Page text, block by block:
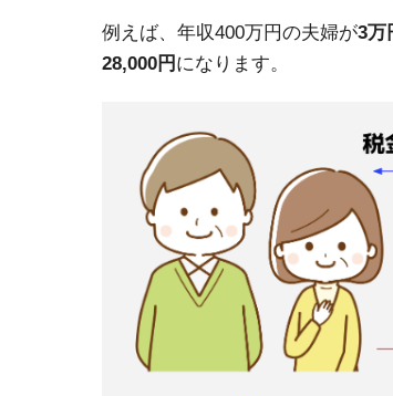
例えば、年収400万円の夫婦が3万
28,000円 になります。